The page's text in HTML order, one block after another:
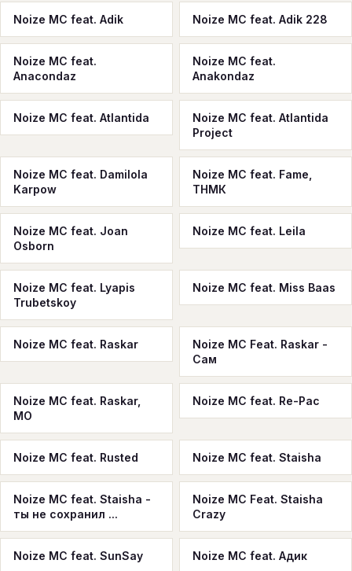
Noize MC feat. Adik Noize MC feat. Adik 228
Noize MC feat.
Anacondaz
Noize MC feat.
Anakondaz
Noize MC feat. Atlantida
Noize MC feat. Atlantida
Project
Noize MC feat. Damilola
Karpow
Noize MC feat. Fame,
ТНМК
Noize MC feat. Joan
Osborn
Noize MC feat. Leila
Noize MC feat. Lyapis
Trubetskoy
Noize MC feat. Miss Baas
Noize MC feat. Raskar
Noize MC Feat. Raskar -
Сам
Noize MC feat. Raskar,
MO
Noize MC feat. Re-Pac
Noize MC feat. Rusted Noize MC feat. Staisha
Noize MC feat. Staisha -
ты не сохранил ...
Noize MC Feat. Staisha
Crazy
Noize MC feat. SunSay Noize MC feat. Адик